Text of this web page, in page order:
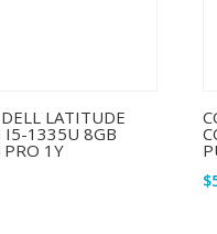
LATITUDE
I5-1335U 8GB
1Y
$